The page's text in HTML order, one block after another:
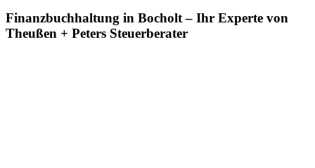
Finanzbuchhaltung in Bocholt – Ihr Experte von
Theußen + Peters Steuerberater